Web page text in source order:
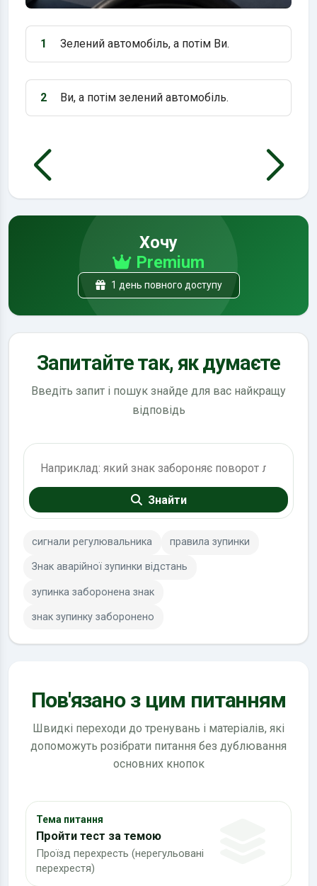
Варіант 1:
1 Зелений автомобіль, а потім Ви.
Варіант 2:
2 Ви, а потім зелений автомобіль.
Хочу
Premium
1 день повного доступу
Запитайте так, як думаєте
Введіть запит і пошук знайде для вас найкращу
відповідь
Знайти
сигнали регулювальника правила зупинки
Знак аварійної зупинки відстань
зупинка заборонена знак
знак зупинку заборонено
Пов'язано з цим питанням
Швидкі переходи до тренувань і матеріалів, які
допоможуть розібрати питання без дублювання
основних кнопок
Тема питання
Пройти тест за темою
Проїзд перехресть (нерегульовані
перехрестя)